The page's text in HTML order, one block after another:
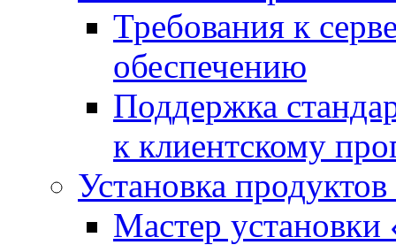
Требования к
обеспечению
Поддержка
к клиентскому
Установка
Мастер